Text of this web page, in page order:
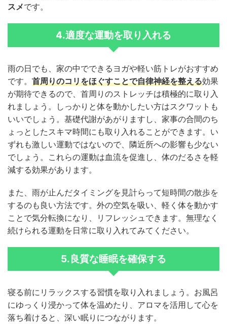
スメです。
4.適度な運動を取り入れる
雨の日でも、家の中でできるヨガや軽い筋トレがおすすめ
です。 首周りのコリをほぐすことで自律神経を整える効果
が期待できるので、首周りのストレッチは積極的に取り入
れましょう。しっかりと体を動かしたい方はスクワットも
いいでしょう。基礎代謝があがりますし、家事の合間のち
ょっとしたスキマ時間にも取り入れることができます。い
ずれも激しい運動ではないので、隣近所への影響も少ない
でしょう。これらの運動は血流を促進し、体のだるさを軽
減する効果があります。
また、雨が止んだタイミングを見計らって短時間の散歩を
するのも良い方法です。外の空気を吸い、軽く体を動かす
ことで気分転換になり、リフレッシュできます。無理なく
続けられる運動を日常に取り入れてみてください。
5.良質な睡眠を確保する
寝る前にリラックスする習慣を取り入れましょう。お風呂
にゆっくり浸かって体を温めたり、アロマを活用して心を
落ち着けると、深い眠りにつながります。